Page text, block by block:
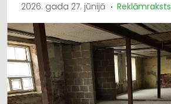
2026. gada 27. jūnijā Reklāmraksts